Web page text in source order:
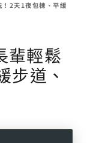
！2天1夜包棟、平緩
輩輕鬆
步道、